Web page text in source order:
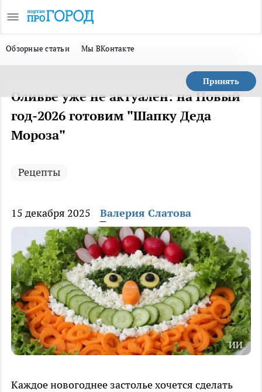
Обзорные статьи Мы ВКонтакте
Принять
Оливье уже не актуален: на Новый
год-2026 готовим "Шапку Деда
Мороза"
Рецепты
15 декабря 2025 Валерия Слатова
ИИ
Каждое новогоднее застолье хочется сделать